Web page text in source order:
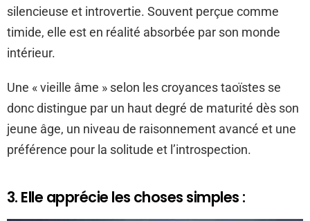
silencieuse et introvertie. Souvent perçue comme
timide, elle est en réalité absorbée par son monde
intérieur.
Une « vieille âme » selon les croyances taoïstes se
donc distingue par un haut degré de maturité dès son
jeune âge, un niveau de raisonnement avancé et une
préférence pour la solitude et l’introspection.
3. Elle apprécie les choses simples :